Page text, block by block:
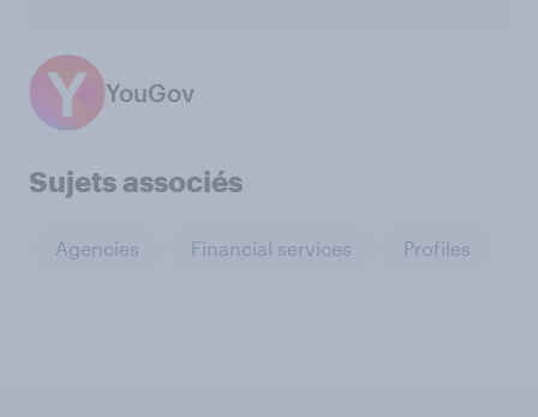
YouGov
Sujets associés
Agencies Financial services Profiles